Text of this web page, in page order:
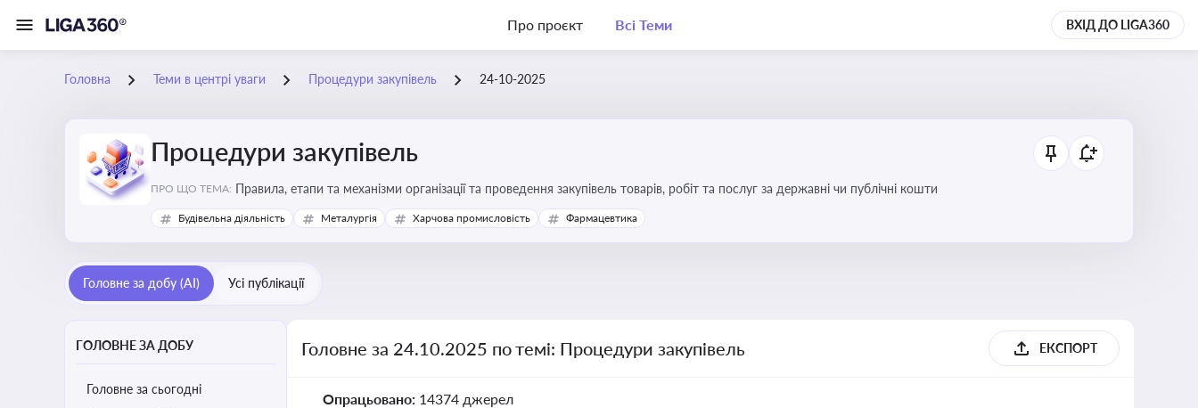
Про проєкт Всі Теми ВХІД ДО LIGA360
Головна Теми в центрі уваги Процедури закупівель 24-10-2025
Процедури закупівель
ПРО ЩО ТЕМА: Правила, етапи та механізми організації та проведення закупівель товарів, робіт та послуг за державні чи публічні кошти
Будівельна діяльність Металургія Харчова промисловість Фармацевтика
Головне за добу (AI) Усі публікації
ГОЛОВНЕ ЗА ДОБУ
Головне за сьогодні
Головне за 24.10.2025 по темі: Процедури закупівель ЕКСПОРТ
Опрацьовано: 14374 джерел